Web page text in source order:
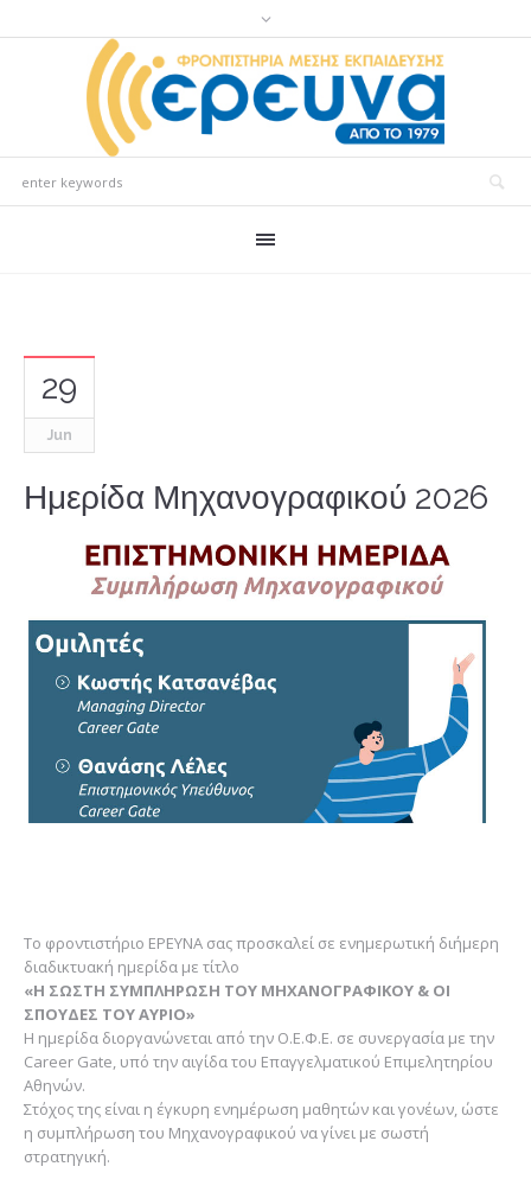
29
Jun
Ημερίδα Μηχανογραφικού 2026
Το φροντιστήριο ΕΡΕΥΝΑ σας προσκαλεί σε ενημερωτική διήμερη
διαδικτυακή ημερίδα με τίτλο
«Η ΣΩΣΤΗ ΣΥΜΠΛΗΡΩΣΗ ΤΟΥ ΜΗΧΑΝΟΓΡΑΦΙΚΟΥ & ΟΙ
ΣΠΟΥΔΕΣ ΤΟΥ ΑΥΡΙΟ»
Η ημερίδα διοργανώνεται από την Ο.Ε.Φ.Ε. σε συνεργασία με την
Career Gate, υπό την αιγίδα του Επαγγελματικού Επιμελητηρίου
Αθηνών.
Στόχος της είναι η έγκυρη ενημέρωση μαθητών και γονέων, ώστε
η συμπλήρωση του Μηχανογραφικού να γίνει με σωστή
στρατηγική.